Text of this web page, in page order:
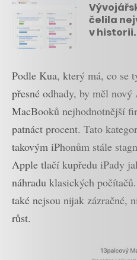
čelila
v historii.
Podle Kua, který má, co se
přesné odhady, by měl
MacBooků nejhodnotnější
patnáct procent. Tato
takovým iPhonům stále
Apple tlačí kupředu iPady
náhradu klasických
také nejsou nijak zázračné,
růst.